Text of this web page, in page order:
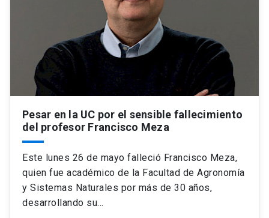
Pesar en la UC por el sensible fallecimiento
del profesor Francisco Meza
Este lunes 26 de mayo falleció Francisco Meza,
quien fue académico de la Facultad de Agronomía
y Sistemas Naturales por más de 30 años,
desarrollando su…